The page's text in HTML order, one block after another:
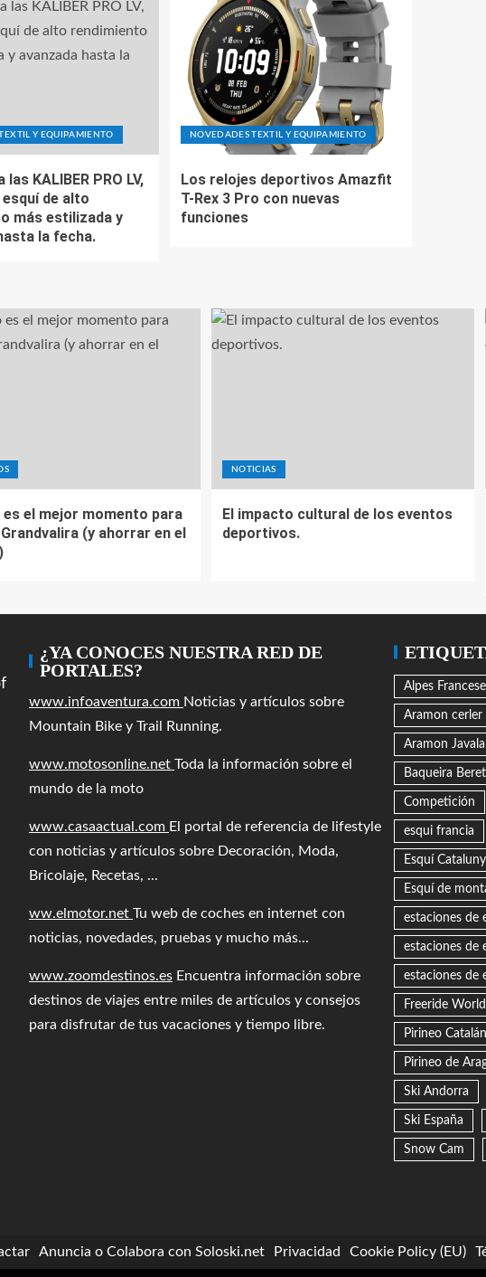
Y EQUIPAMIENTO
las KALIBER PRO LV,
de alto
más estilizada y
la fecha.
NOVEDADES TEXTIL Y EQUIPAMIENTO
Los relojes deportivos Amazfit
T-Rex 3 Pro con nuevas
funciones
es el mejor momento para
(y ahorrar en el
NOTICIAS
El impacto cultural de los eventos
deportivos.
¿YA CONOCES NUESTRA RED DE
PORTALES?
www.infoaventura.com Noticias y artículos sobre
Mountain Bike y Trail Running.
www.motosonline.net Toda la información sobre el
mundo de la moto
www.casaactual.com El portal de referencia de lifestyle
con noticias y artículos sobre Decoración, Moda,
Bricolaje, Recetas, ...
ww.elmotor.net Tu web de coches en internet con
noticias, novedades, pruebas y mucho más...
www.zoomdestinos.es Encuentra información sobre
destinos de viajes entre miles de artículos y consejos
para disfrutar de tus vacaciones y tiempo libre.
Alpes
Aramon cerler
Aramon
Baqueira Beret
Competición
esqui francia
Esquí
Esquí de
estaciones de
estaciones de
estaciones de
Freeride
Pirineo Catalán
Pirineo de
Ski Andorra
Ski España
Snow Cam
Anuncia o Colabora con Soloski.net Privacidad Cookie Policy (EU)